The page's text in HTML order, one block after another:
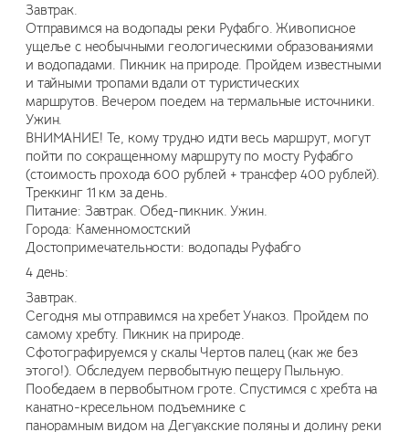
Завтрак.
Отправимся на водопады реки Руфабго. Живописное
ущелье с необычными геологическими образованиями
и водопадами. Пикник на природе. Пройдем известными
и тайными тропами вдали от туристических
маршрутов. Вечером поедем на термальные источники.
Ужин.
ВНИМАНИЕ! Те, кому трудно идти весь маршрут, могут
пойти по сокращенному маршруту по мосту Руфабго
(стоимость прохода 600 рублей + трансфер 400 рублей).
Треккинг 11 км за день.
Питание: Завтрак. Обед-пикник. Ужин.
Города: Каменномостский
Достопримечательности: водопады Руфабго
4 день:
Завтрак.
Сегодня мы отправимся на хребет Унакоз. Пройдем по
самому хребту. Пикник на природе.
Сфотографируемся у скалы Чертов палец (как же без
этого!). Обследуем первобытную пещеру Пыльную.
Пообедаем в первобытном гроте. Спустимся с хребта на
канатно-кресельном подъемнике с
панорамным видом на Дегуакские поляны и долину реки